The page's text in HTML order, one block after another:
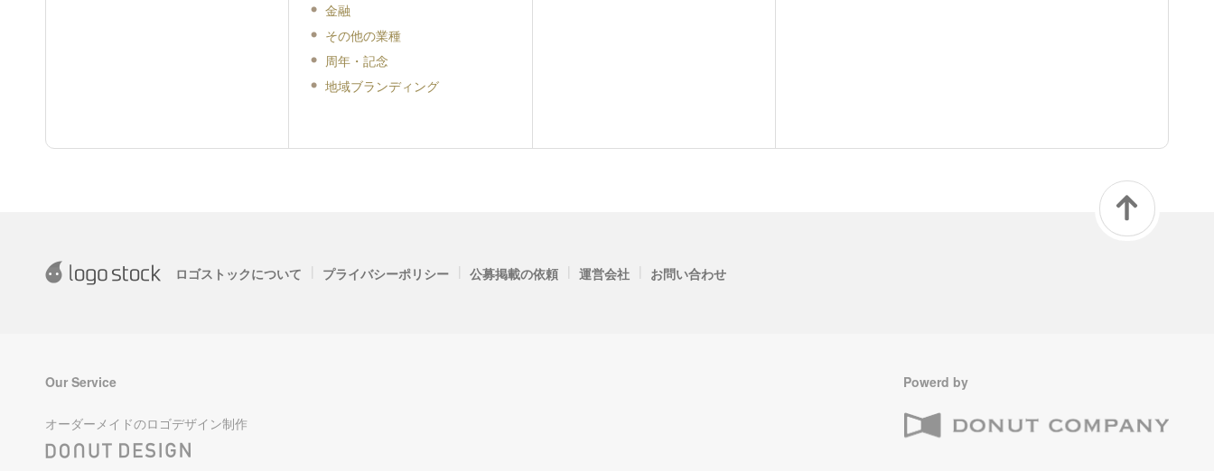
金融
その他の業種
周年・記念
地域ブランディング
ロゴストックについて | プライバシーポリシー | 公募掲載の依頼 | 運営会社 | お問い合わせ
Our Service
オーダーメイドのロゴデザイン制作
Powerd by